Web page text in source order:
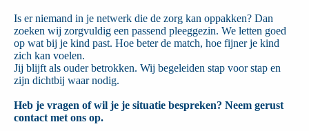
Is er niemand in je netwerk die de zorg kan oppakken? Dan
zoeken wij zorgvuldig een passend pleeggezin. We letten goed
op wat bij je kind past. Hoe beter de match, hoe fijner je kind
zich kan voelen.
Jij blijft als ouder betrokken. Wij begeleiden stap voor stap en
zijn dichtbij waar nodig.
Heb je vragen of wil je je situatie bespreken? Neem gerust
contact met ons op.